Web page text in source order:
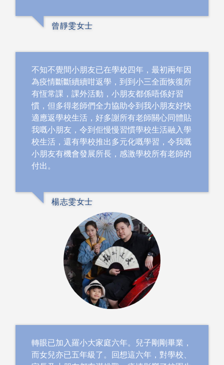
曾靜雯女士
不知不覺間小朋友已在學校四年，最初兩年因
為疫情斷斷續續咁返學，到到小三全面恢復所
有恆常課，課外活動，小朋友都係唔係好習
慣，但多得老師們全力協助令到我小朋友好快
適應返學校生活，好多謝所有老師關心同體貼
我嘅小朋友，令到佢慢慢習慣學校生活融入學
校生活，還有學校推出多元化嘅學習，令我嘅
小朋友有機會發展所長，感激學校所有老師的
付出。
楊志雯女士
轉眼已加入羅小大家庭六年。兒子剛剛畢業，
而女兒亦已五年級了。回想這六年，對學校、